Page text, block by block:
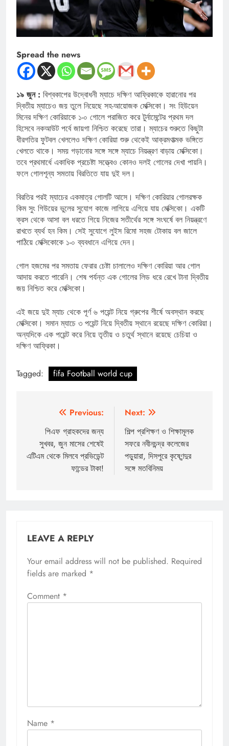
Spread the news
১৯ জুন : বিশ্বকাপের উদ্বোধনী ম্যাচে দক্ষিণ আফ্রিকাকে হারানোর পর
দ্বিতীয় ম্যাচেও জয় তুলে নিয়েছে সহ-আয়োজক মেক্সিকো। সং হিউয়েন
মিনের দক্ষিণ কোরিয়াকে ১-০ গোলে পরাজিত করে টুর্নামেন্টের প্রথম দল
হিসেবে নকআউট পর্বে জায়গা নিশ্চিত করেছে তারা। ম্যাচের শুরুতে কিছুটা
ধীরগতির ফুটবল খেললেও দক্ষিণ কোরিয়া শুরু থেকেই আক্রমণাত্মক ভঙ্গিতে
খেলতে থাকে। সময় গড়ানোর সঙ্গে সঙ্গে ম্যাচে নিয়ন্ত্রণ বাড়ায় মেক্সিকো।
তবে প্রথমার্ধে একাধিক প্রচেষ্টা সত্ত্বেও কোনও দলই গোলের দেখা পায়নি।
ফলে গোলশূন্য সমতায় বিরতিতে যায় দুই দল।
বিরতির পরই ম্যাচের একমাত্র গোলটি আসে। দক্ষিণ কোরিয়ার গোলরক্ষক
কিম সুং গিউয়ের ভুলের সুযোগ কাজে লাগিয়ে এগিয়ে যায় মেক্সিকো। একটি
ক্রস থেকে আসা বল ধরতে গিয়ে নিজের সতীর্থের সঙ্গে সংঘর্ষে বল নিয়ন্ত্রণে
রাখতে ব্যর্থ হন কিম। সেই সুযোগে লুইস রিমো সহজ টোকায় বল জালে
পাঠিয়ে মেক্সিকোকে ১-০ ব্যবধানে এগিয়ে দেন।
গোল হজমের পর সমতায় ফেরার চেষ্টা চালালেও দক্ষিণ কোরিয়া আর গোল
আদায় করতে পারেনি। শেষ পর্যন্ত এক গোলের লিড ধরে রেখে টানা দ্বিতীয়
জয় নিশ্চিত করে মেক্সিকো।
এই জয়ে দুই ম্যাচ থেকে পূর্ণ ৬ পয়েন্ট নিয়ে গ্রুপের শীর্ষে অবস্থান করছে
মেক্সিকো। সমান ম্যাচে ৩ পয়েন্ট নিয়ে দ্বিতীয় স্থানে রয়েছে দক্ষিণ কোরিয়া।
অন্যদিকে এক পয়েন্ট করে নিয়ে তৃতীয় ও চতুর্থ স্থানে রয়েছে চেচিয়া ও
দক্ষিণ আফ্রিকা।
Tagged: fifa Football world cup
navigation
Previous:
পিএফ গ্রাহকদের জন্য
সুখবর, জুন মাসের শেষেই
এটিএম থেকে মিলবে প্রভিডেন্ট
ফান্ডের টাকা!
Next:
শিল্প প্রশিক্ষণ ও শিক্ষামূলক
সফরে নবীনচন্দ্র কলেজের
পড়ুয়ারা, দিসপুরে কৃষ্ণেন্দুর
সঙ্গে মতবিনিময়
LEAVE A REPLY
Your email address will not be published. Required
fields are marked *
Comment *
Name *